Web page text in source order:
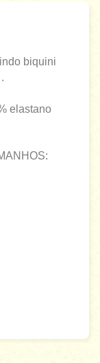
biquini
elastano